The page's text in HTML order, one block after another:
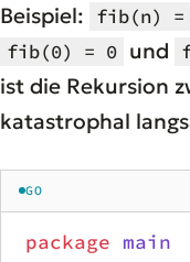
Beispiel: fib(n)
fib(0) = 0 und
ist die Rekursion
katastrophal
GO
package main